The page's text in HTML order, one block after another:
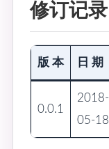
修订记录
版 本 日 期
0.0.1
2018-
05-18